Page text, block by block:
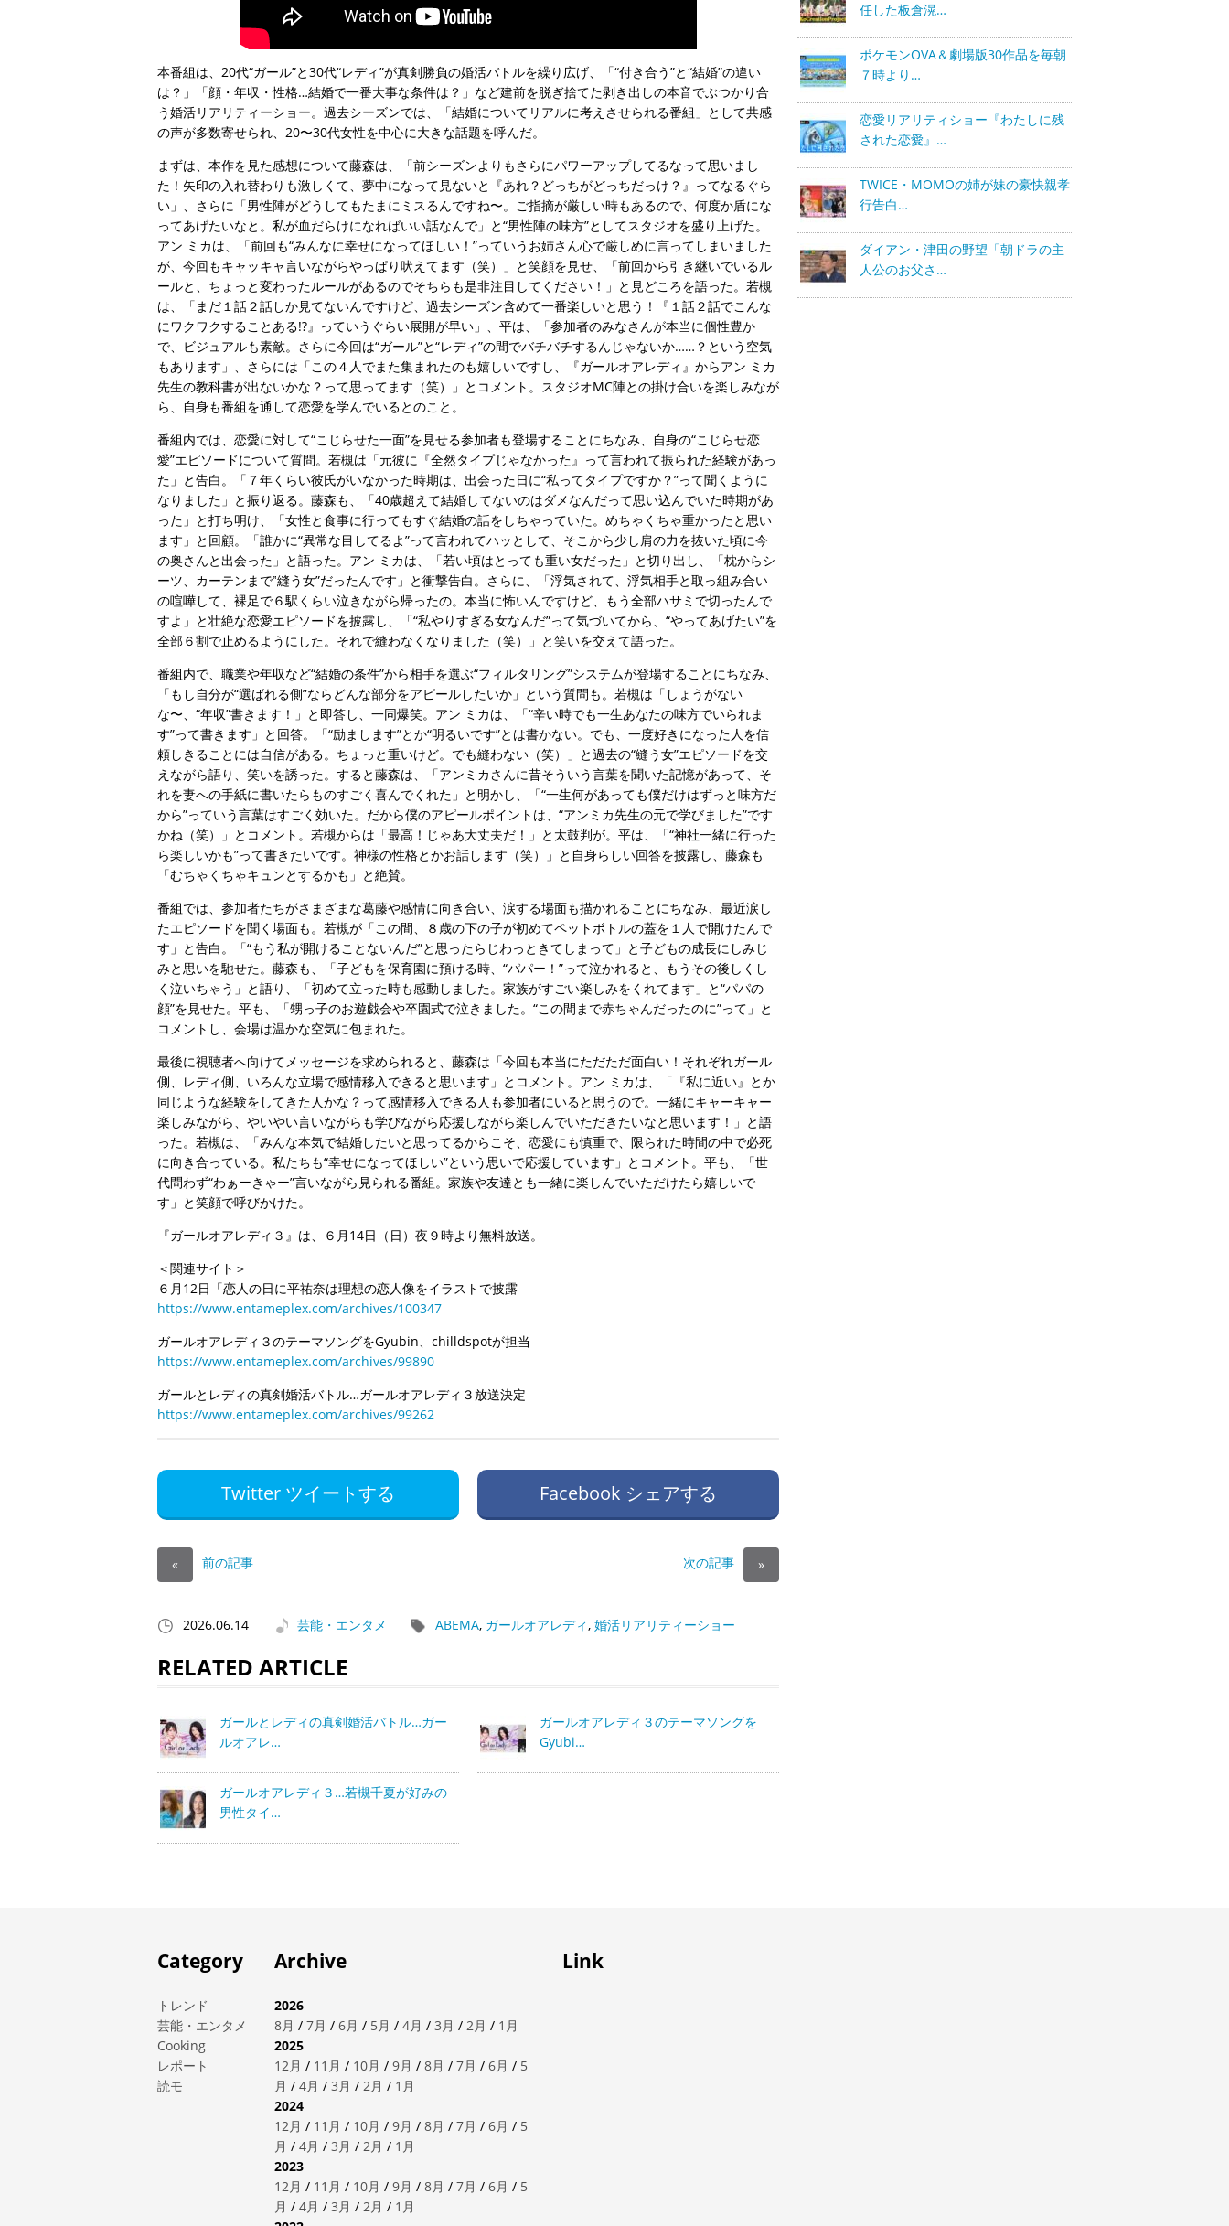
本番組は、20代“ガール”と30代“レディ”が真剣勝負の婚活バトルを繰り広げ、「“付き合う”と“結婚”の違い
は？」「顔・年収・性格…結婚で一番大事な条件は？」など建前を脱ぎ捨てた剥き出しの本音でぶつかり合
う婚活リアリティーショー。過去シーズンでは、「結婚についてリアルに考えさせられる番組」として共感
の声が多数寄せられ、20〜30代女性を中心に大きな話題を呼んだ。
まずは、本作を見た感想について藤森は、「前シーズンよりもさらにパワーアップしてるなって思いまし
た！矢印の入れ替わりも激しくて、夢中になって見ないと『あれ？どっちがどっちだっけ？』ってなるぐら
い」、さらに「男性陣がどうしてもたまにミスるんですね〜。ご指摘が厳しい時もあるので、何度か盾にな
ってあげたいなと。私が血だらけになればいい話なんで」と“男性陣の味方”としてスタジオを盛り上げた。
アン ミカは、「前回も“みんなに幸せになってほしい！”っていうお姉さん心で厳しめに言ってしまいました
が、今回もキャッキャ言いながらやっぱり吠えてます（笑）」と笑顔を見せ、「前回から引き継いでいるル
ールと、ちょっと変わったルールがあるのでそちらも是非注目してください！」と見どころを語った。若槻
は、「まだ１話２話しか見てないんですけど、過去シーズン含めて一番楽しいと思う！『１話２話でこんな
にワクワクすることある!?』っていうぐらい展開が早い」、平は、「参加者のみなさんが本当に個性豊か
で、ビジュアルも素敵。さらに今回は“ガール”と“レディ”の間でバチバチするんじゃないか……？という空気
もあります」、さらには「この４人でまた集まれたのも嬉しいですし、『ガールオアレディ』からアン ミカ
先生の教科書が出ないかな？って思ってます（笑）」とコメント。スタジオMC陣との掛け合いを楽しみなが
ら、自身も番組を通して恋愛を学んでいるとのこと。
番組内では、恋愛に対して“こじらせた一面”を見せる参加者も登場することにちなみ、自身の“こじらせ恋
愛”エピソードについて質問。若槻は「元彼に『全然タイプじゃなかった』って言われて振られた経験があっ
た」と告白。「７年くらい彼氏がいなかった時期は、出会った日に“私ってタイプですか？”って聞くように
なりました」と振り返る。藤森も、「40歳超えて結婚してないのはダメなんだって思い込んでいた時期があ
った」と打ち明け、「女性と食事に行ってもすぐ結婚の話をしちゃっていた。めちゃくちゃ重かったと思い
ます」と回顧。「誰かに“異常な目してるよ”って言われてハッとして、そこから少し肩の力を抜いた頃に今
の奥さんと出会った」と語った。アン ミカは、「若い頃はとっても重い女だった」と切り出し、「枕からシ
ーツ、カーテンまで‟縫う女”だったんです」と衝撃告白。さらに、「浮気されて、浮気相手と取っ組み合い
の喧嘩して、裸足で６駅くらい泣きながら帰ったの。本当に怖いんですけど、もう全部ハサミで切ったんで
すよ」と壮絶な恋愛エピソードを披露し、「“私やりすぎる女なんだ”って気づいてから、“やってあげたい”を
全部６割で止めるようにした。それで縫わなくなりました（笑）」と笑いを交えて語った。
番組内で、職業や年収など“結婚の条件”から相手を選ぶ“フィルタリング”システムが登場することにちなみ、
「もし自分が“選ばれる側”ならどんな部分をアピールしたいか」という質問も。若槻は「しょうがない
な〜、“年収”書きます！」と即答し、一同爆笑。アン ミカは、「“辛い時でも一生あなたの味方でいられま
す”って書きます」と回答。「“励まします”とか“明るいです”とは書かない。でも、一度好きになった人を信
頼しきることには自信がある。ちょっと重いけど。でも縫わない（笑）」と過去の“縫う女”エピソードを交
えながら語り、笑いを誘った。すると藤森は、「アンミカさんに昔そういう言葉を聞いた記憶があって、そ
れを妻への手紙に書いたらものすごく喜んでくれた」と明かし、「“一生何があっても僕だけはずっと味方だ
から”っていう言葉はすごく効いた。だから僕のアピールポイントは、“アンミカ先生の元で学びました”です
かね（笑）」とコメント。若槻からは「最高！じゃあ大丈夫だ！」と太鼓判が。平は、「“神社一緒に行った
ら楽しいかも”って書きたいです。神様の性格とかお話します（笑）」と自身らしい回答を披露し、藤森も
「むちゃくちゃキュンとするかも」と絶賛。
番組では、参加者たちがさまざまな葛藤や感情に向き合い、涙する場面も描かれることにちなみ、最近涙し
たエピソードを聞く場面も。若槻が「この間、８歳の下の子が初めてペットボトルの蓋を１人で開けたんで
す」と告白。「“もう私が開けることないんだ”と思ったらじわっときてしまって」と子どもの成長にしみじ
みと思いを馳せた。藤森も、「子どもを保育園に預ける時、“パパー！”って泣かれると、もうその後しくし
く泣いちゃう」と語り、「初めて立った時も感動しました。家族がすごい楽しみをくれてます」と“パパの
顔”を見せた。平も、「甥っ子のお遊戯会や卒園式で泣きました。“この間まで赤ちゃんだったのに”って」と
コメントし、会場は温かな空気に包まれた。
最後に視聴者へ向けてメッセージを求められると、藤森は「今回も本当にただただ面白い！それぞれガール
側、レディ側、いろんな立場で感情移入できると思います」とコメント。アン ミカは、「『私に近い』とか
同じような経験をしてきた人かな？って感情移入できる人も参加者にいると思うので。一緒にキャーキャー
楽しみながら、やいやい言いながらも学びながら応援しながら楽しんでいただきたいなと思います！」と語
った。若槻は、「みんな本気で結婚したいと思ってるからこそ、恋愛にも慎重で、限られた時間の中で必死
に向き合っている。私たちも“幸せになってほしい”という思いで応援しています」とコメント。平も、「世
代問わず“わぁーきゃー”言いながら見られる番組。家族や友達とも一緒に楽しんでいただけたら嬉しいで
す」と笑顔で呼びかけた。
『ガールオアレディ３』は、６月14日（日）夜９時より無料放送。
＜関連サイト＞
６月12日「恋人の日に平祐奈は理想の恋人像をイラストで披露
https://www.entameplex.com/archives/100347
ガールオアレディ３のテーマソングをGyubin、chilldspotが担当
https://www.entameplex.com/archives/99890
ガールとレディの真剣婚活バトル…ガールオアレディ３放送決定
https://www.entameplex.com/archives/99262
Twitter ツイートする Facebook シェアする
« 前の記事 次の記事 »
2026.06.14 芸能・エンタメ ABEMA, ガールオアレディ, 婚活リアリティーショー
RELATED ARTICLE
ガールとレディの真剣婚活バトル…ガー
ルオアレ…
ガールオアレディ３のテーマソングを
Gyubi…
ガールオアレディ３…若槻千夏が好みの
男性タイ…
任した板倉滉…
ポケモンOVA＆劇場版30作品を毎朝
７時より…
恋愛リアリティショー『わたしに残
された恋愛』…
TWICE・MOMOの姉が妹の豪快親孝
行告白…
ダイアン・津田の野望「朝ドラの主
人公のお父さ…
Category
トレンド
芸能・エンタメ
Cooking
レポート
読モ
Archive
2026
8月 / 7月 / 6月 / 5月 / 4月 / 3月 / 2月 / 1月
2025
12月 / 11月 / 10月 / 9月 / 8月 / 7月 / 6月 / 5
月 / 4月 / 3月 / 2月 / 1月
2024
12月 / 11月 / 10月 / 9月 / 8月 / 7月 / 6月 / 5
月 / 4月 / 3月 / 2月 / 1月
2023
12月 / 11月 / 10月 / 9月 / 8月 / 7月 / 6月 / 5
月 / 4月 / 3月 / 2月 / 1月
Link